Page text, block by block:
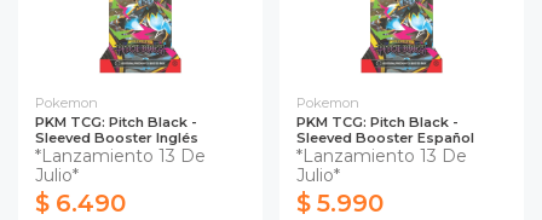
Pokemon
PKM TCG: Pitch Black -
Sleeved Booster Inglés
*Lanzamiento 13 De
Julio*
$ 6.490
Pokemon
PKM TCG: Pitch Black -
Sleeved Booster Español
*Lanzamiento 13 De
Julio*
$ 5.990